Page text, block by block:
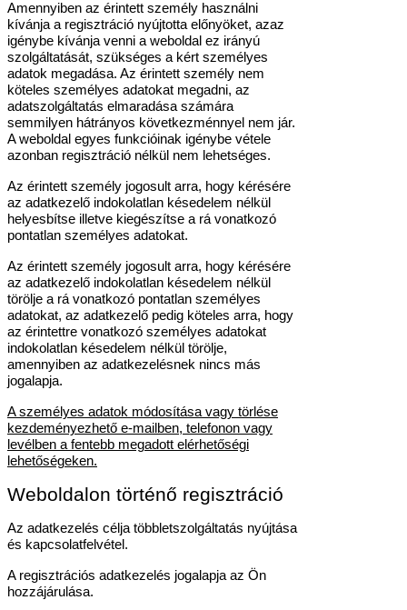
Amennyiben az érintett személy használni
kívánja a regisztráció nyújtotta előnyöket, azaz
igénybe kívánja venni a weboldal ez irányú
szolgáltatását, szükséges a kért személyes
adatok megadása. Az érintett személy nem
köteles személyes adatokat megadni, az
adatszolgáltatás elmaradása számára
semmilyen hátrányos következménnyel nem jár.
A weboldal egyes funkcióinak igénybe vétele
azonban regisztráció nélkül nem lehetséges.
Az érintett személy jogosult arra, hogy kérésére
az adatkezelő indokolatlan késedelem nélkül
helyesbítse illetve kiegészítse a rá vonatkozó
pontatlan személyes adatokat.
Az érintett személy jogosult arra, hogy kérésére
az adatkezelő indokolatlan késedelem nélkül
törölje a rá vonatkozó pontatlan személyes
adatokat, az adatkezelő pedig köteles arra, hogy
az érintettre vonatkozó személyes adatokat
indokolatlan késedelem nélkül törölje,
amennyiben az adatkezelésnek nincs más
jogalapja.
A személyes adatok módosítása vagy törlése
kezdeményezhető e-mailben, telefonon vagy
levélben a fentebb megadott elérhetőségi
lehetőségeken.
Weboldalon történő regisztráció
Az adatkezelés célja többletszolgáltatás nyújtása
és kapcsolatfelvétel.
A regisztrációs adatkezelés jogalapja az Ön
hozzájárulása.